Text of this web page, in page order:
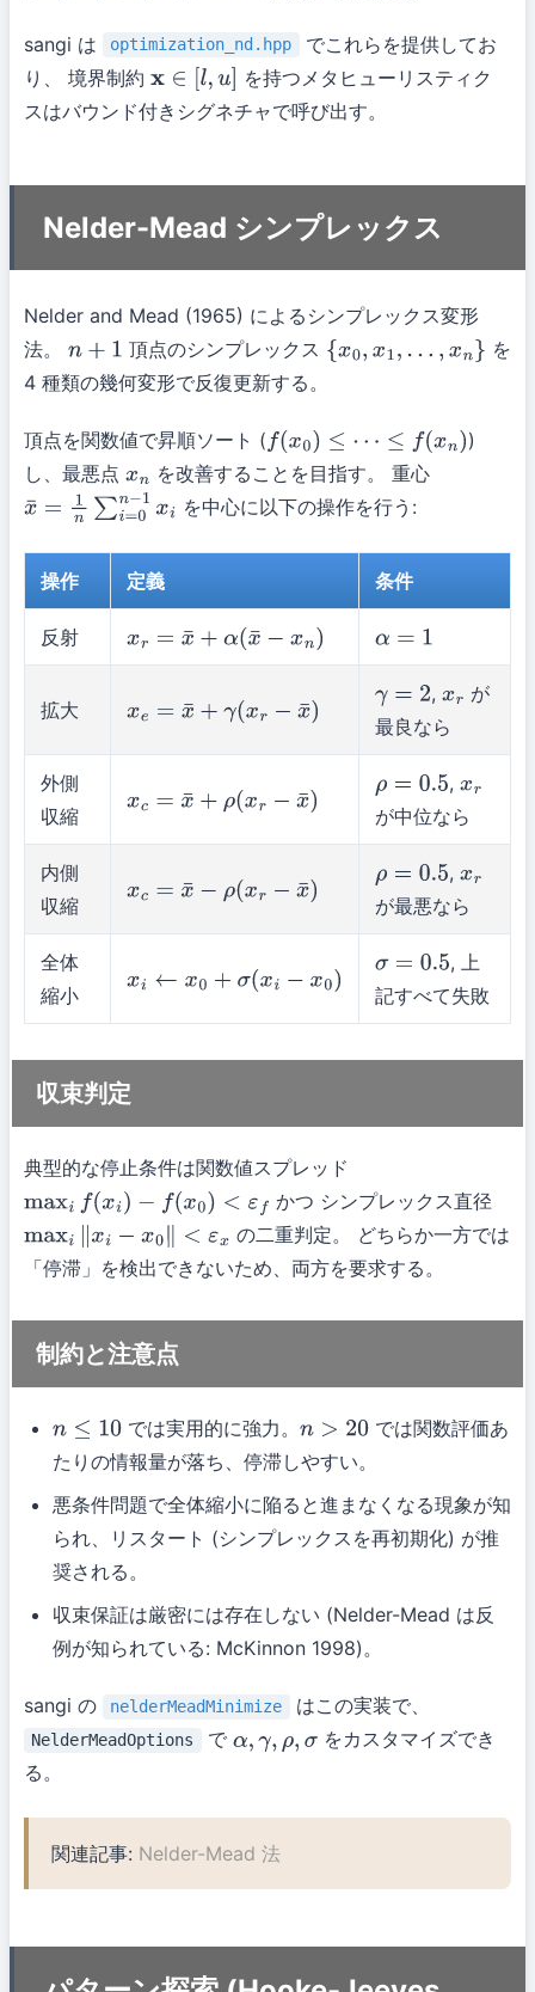
sangi は optimization_nd.hpp
でこれらを提供してお
り、 境界制約 x∈[l u]
を持つメタヒューリスティク
スはバウンド付きシグネチャで呼び出す。
Nelder-Mead シンプレックス
Nelder and Mead (1965) によるシンプレックス変形
法。 n+1 頂点のシンプレックス {x0,x 1,…, x n }
を
4 種類の幾何変形で反復更新する。
頂点を関数値で昇順ソート (f(x0)≤ ⋯≤f ( x n)
)
し、最悪点 xn を改善することを目指す。 重心
x¯ =1 n∑ =0n−1 xi を中心に以下の操作を行う:
操作 定義 条件
反射 xr= x¯ +α (x ¯−xn ) α=1
拡大 xe=x¯ +γ(x r−x¯)
γ=2 , xr が
最良なら
外側
収縮
xc=x¯ +ρ(x r−x¯)
ρ=0.5 , xr
が中位なら
内側
収縮
xc=x¯ −ρ(x r−x¯)
ρ=0.5 , xr
が最悪なら
全体
縮小
xi←x0 +σ xi−x0)
σ=0.5
, 上
記すべて失敗
収束判定
典型的な停止条件は関数値スプレッド
maxif (xi)−f( x0 <εf
かつ シンプレックス直径
maxi∥ i−x 0∥ <εx
の二重判定。 どちらか一方では
「停滞」を検出できないため、両方を要求する。
制約と注意点
n≤10 では実用的に強力。 n>20
では関数評価あ
たりの情報量が落ち、停滞しやすい。
悪条件問題で全体縮小に陥ると進まなくなる現象が知
られ、リスタート (シンプレックスを再初期化) が推
奨される。
収束保証は厳密には存在しない (Nelder-Mead は反
例が知られている: McKinnon 1998)。
sangi の nelderMeadMinimize はこの実装で、
NelderMeadOptions で α,γ,ρ, σ
をカスタマイズでき
る。
関連記事: Nelder-Mead 法